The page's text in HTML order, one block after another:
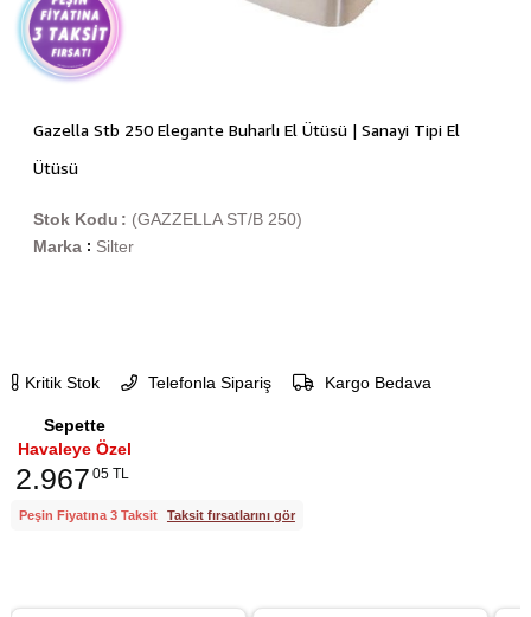
Gazella Stb 250 Elegante Buharlı El Ütüsü | Sanayi Tipi El
Ütüsü
(GAZZELLA ST/B 250)
Stok Kodu
Marka : Silter
Kritik Stok Telefonla Sipariş Kargo Bedava
Sepette
Havaleye Özel
2.967 05 TL
Peşin Fiyatına 3 Taksit Taksit fırsatlarını gör